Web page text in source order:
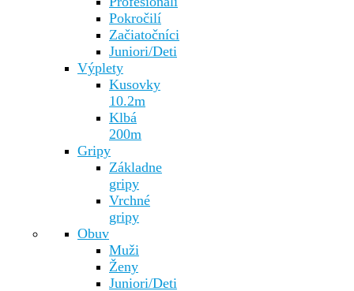
Pokročilí
Začiatočníci
Juniori/Deti
Výplety
Kusovky
10.2m
Klbá
200m
Gripy
Základne
gripy
Vrchné
gripy
Obuv
Muži
Ženy
Juniori/Deti